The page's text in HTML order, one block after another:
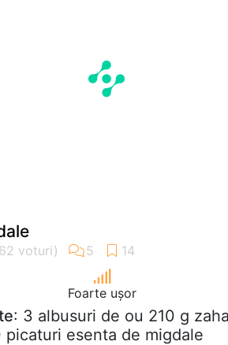
Foarte ușor
: 3 albusuri de ou 210 g
picaturi esenta de migdale